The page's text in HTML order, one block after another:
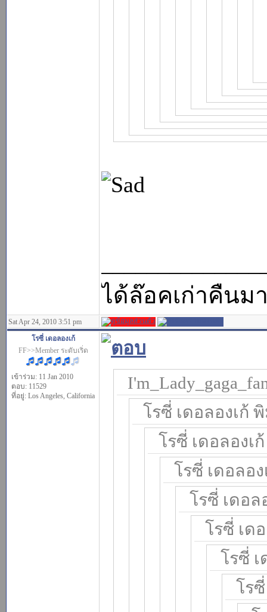
ได้ล๊อคเก่าคืนม
Sat Apr 24, 2010 3:51 pm
โรซี่ เดอลองเก้
FF>>Member ระดับเริ่ด
เข้าร่วม: 11 Jan 2010
ตอบ: 11529
ที่อยู่: Los Angeles, California
โรซี่ เดอลองเก้
โรซี่ เดอลองเ
โรซี่ เดอลอ
โรซี่ เดอล
โรซี่ เด
โรซี่
โร